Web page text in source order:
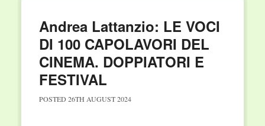
Andrea Lattanzio: LE VOCI
DI 100 CAPOLAVORI DEL
CINEMA. DOPPIATORI E
FESTIVAL
POSTED 26TH AUGUST 2024